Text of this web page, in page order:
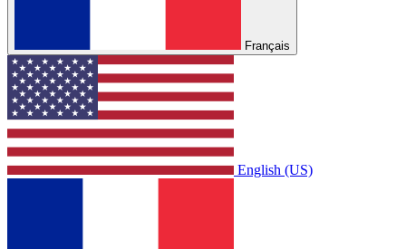
Français
English (US)